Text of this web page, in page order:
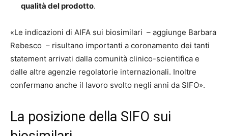
qualità del prodotto.
«Le indicazioni di AIFA sui biosimilari – aggiunge Barbara
Rebesco – risultano importanti a coronamento dei tanti
statement arrivati dalla comunità clinico-scientifica e
dalle altre agenzie regolatorie internazionali. Inoltre
confermano anche il lavoro svolto negli anni da SIFO».
La posizione della SIFO sui